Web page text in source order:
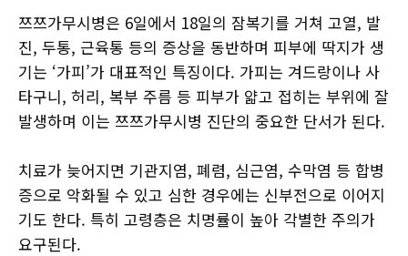
쯔쯔가무시병은 6일에서 18일의 잠복기를 거쳐 고열, 발
진, 두통, 근육통 등의 증상을 동반하며 피부에 딱지가 생
기는 ‘가피’가 대표적인 특징이다. 가피는 겨드랑이나 사
타구니, 허리, 복부 주름 등 피부가 얇고 접히는 부위에 잘
발생하며 이는 쯔쯔가무시병 진단의 중요한 단서가 된다.
치료가 늦어지면 기관지염, 폐렴, 심근염, 수막염 등 합병
증으로 악화될 수 있고 심한 경우에는 신부전으로 이어지
기도 한다. 특히 고령층은 치명률이 높아 각별한 주의가
요구된다.